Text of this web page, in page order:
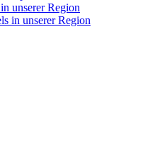
unserer Region
in unserer Region